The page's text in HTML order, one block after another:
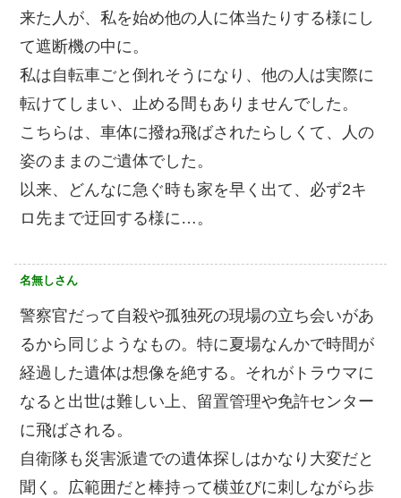
来た人が、私を始め他の人に体当たりする様にし
て遮断機の中に。
私は自転車ごと倒れそうになり、他の人は実際に
転けてしまい、止める間もありませんでした。
こちらは、車体に撥ね飛ばされたらしくて、人の
姿のままのご遺体でした。
以来、どんなに急ぐ時も家を早く出て、必ず2キ
ロ先まで迂回する様に…。
名無しさん
警察官だって自殺や孤独死の現場の立ち会いがあ
るから同じようなもの。特に夏場なんかで時間が
経過した遺体は想像を絶する。それがトラウマに
なると出世は難しい上、留置管理や免許センター
に飛ばされる。
自衛隊も災害派遣での遺体探しはかなり大変だと
聞く。広範囲だと棒持って横並びに刺しながら歩